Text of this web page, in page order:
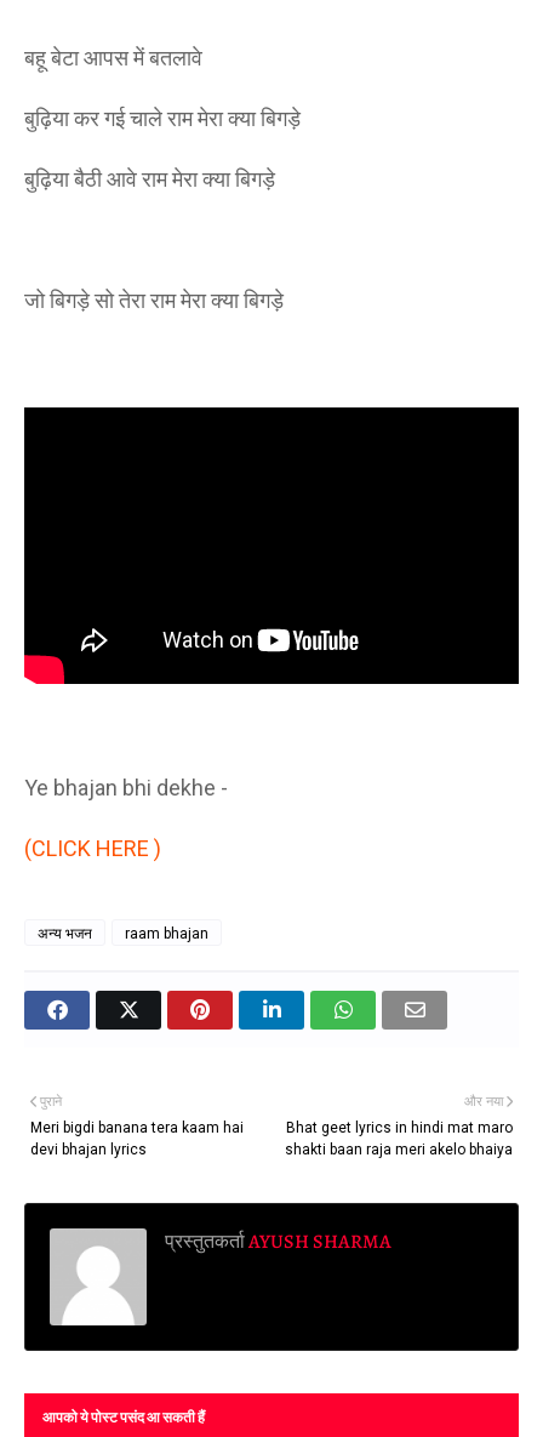
बहू बेटा आपस में बतलावे
बुढ़िया कर गई चाले राम मेरा क्या बिगड़े
बुढ़िया बैठी आवे राम मेरा क्या बिगड़े
जो बिगड़े सो तेरा राम मेरा क्या बिगड़े
Ye bhajan bhi dekhe -
(CLICK HERE )
अन्य भजन raam bhajan
और नया
Bhat geet lyrics in hindi mat maro
shakti baan raja meri akelo bhaiya
पुराने
Meri bigdi banana tera kaam hai
devi bhajan lyrics
प्रस्तुतकर्ताAYUSH SHARMA
आपको ये पोस्ट पसंद आ सकती हैं